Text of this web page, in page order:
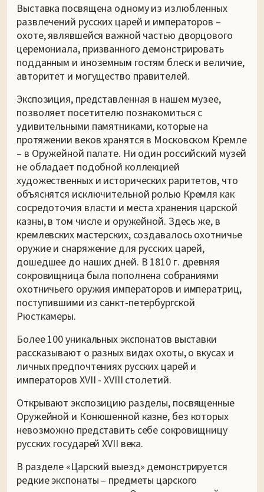
Выставка посвящена одному из излюбленных
развлечений русских царей и императоров –
охоте, являвшейся важной частью дворцового
церемониала, призванного демонстрировать
подданным и иноземным гостям блеск и величие,
авторитет и могущество правителей.
Экспозиция, представленная в нашем музее,
позволяет посетителю познакомиться с
удивительными памятниками, которые на
протяжении веков хранятся в Московском Кремле
– в Оружейной палате. Ни один российский музей
не обладает подобной коллекцией
художественных и исторических раритетов, что
объяснятся исключительной ролью Кремля как
сосредоточия власти и места хранения царской
казны, в том числе и оружейной. Здесь же, в
кремлевских мастерских, создавалось охотничье
оружие и снаряжение для русских царей,
дошедшее до наших дней. В 1810 г. древняя
сокровищница была пополнена собраниями
охотничьего оружия императоров и императриц,
поступившими из санкт-петербургской
Рюсткамеры.
Более 100 уникальных экспонатов выставки
рассказывают о разных видах охоты, о вкусах и
личных предпочтениях русских царей и
императоров XVII - XVIII столетий.
Открывают экспозицию разделы, посвященные
Оружейной и Конюшенной казне, без которых
невозможно представить себе сокровищницу
русских государей XVII века.
В разделе «Царский выезд» демонстрируется
редкие экспонаты – предметы царского